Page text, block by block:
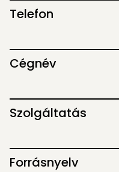
Telefon
Cégnév
Szolgáltatás
Forrásnyelv